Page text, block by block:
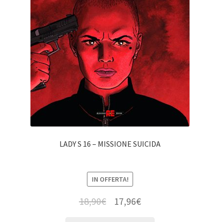
LADY S 16 – MISSIONE SUICIDA
IN OFFERTA!
18,90€ 17,96€